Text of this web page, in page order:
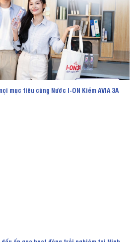
mục tiêu cùng Nước I-ON Kiềm AVIA 3A